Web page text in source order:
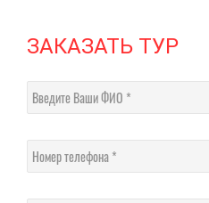
ЗАКАЗАТЬ ТУР
Введите Ваши ФИО
Номер телефона